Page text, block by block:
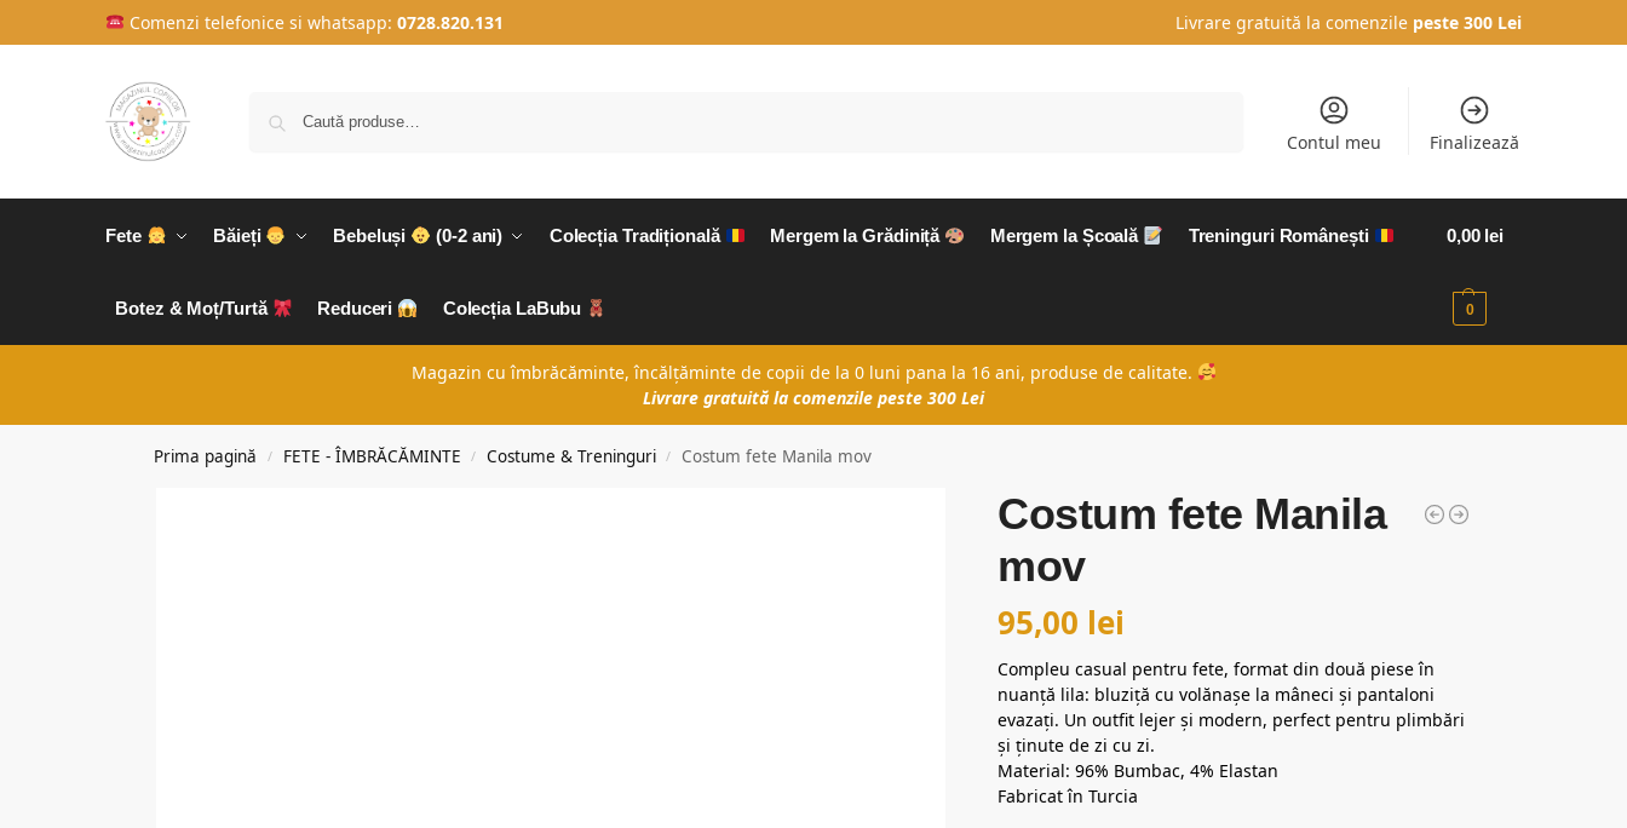
Comenzi telefonice si whatsapp: 0728.820.131 Livrare gratuită la comenzile peste 300 Lei
Contul meu Finalizează
Fete Băieți Bebeluși (0-2 ani) Colecția Tradițională Mergem la Grădiniță Mergem la Școală Treninguri Românești
Botez & Moț/Turtă Reduceri Colecția LaBubu
0,00 lei
0
Magazin cu îmbrăcăminte, încălțăminte de copii de la 0 luni pana la 16 ani, produse de calitate.
Livrare gratuită la comenzile peste 300 Lei
Prima pagină / FETE - ÎMBRĂCĂMINTE / Costume & Treninguri / Costum fete Manila mov
Costum fete Manila
mov
95,00 lei
Compleu casual pentru fete, format din două piese în
nuanță lila: bluziță cu volănașe la mâneci și pantaloni
evazați. Un outfit lejer și modern, perfect pentru plimbări
și ținute de zi cu zi.
Material: 96% Bumbac, 4% Elastan
Fabricat în Turcia